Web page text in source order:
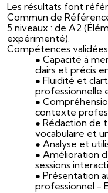
Les résultats font
Commun de
5 niveaux : de A2
expérimenté).
Compétences validées
Capacité à
clairs et précis
Fluidité et
professionnelle
contexte
Rédaction de
vocabulaire et
Analyse et
Amélioration
sessions
Présentation
professionnel -